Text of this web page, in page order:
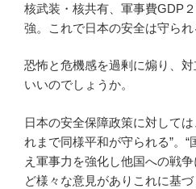
核武装・核共有、軍事費GDP
強。これで日本の安全は守られ
恐怖と危機感を過剰に煽り、
いいのでしょうか。
日本の安全保障政策に対して
れまで同様平和が守られる”。
え軍事力を強化し他国への戦
ど様々な意見がありこれに基